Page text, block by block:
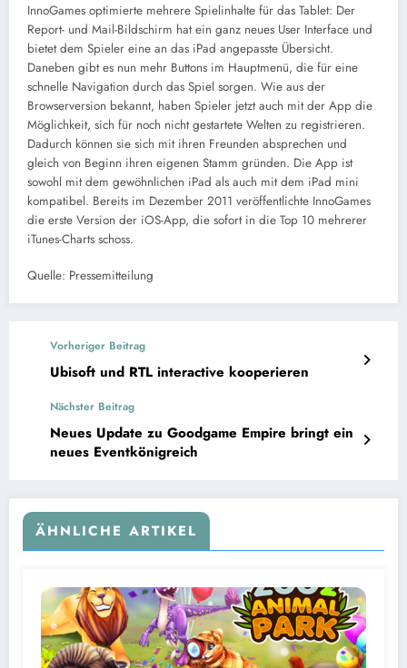
InnoGames optimierte mehrere Spielinhalte für das Tablet: Der
Report- und Mail-Bildschirm hat ein ganz neues User Interface und
bietet dem Spieler eine an das iPad angepasste Übersicht.
Daneben gibt es nun mehr Buttons im Hauptmenü, die für eine
schnelle Navigation durch das Spiel sorgen. Wie aus der
Browserversion bekannt, haben Spieler jetzt auch mit der App die
Möglichkeit, sich für noch nicht gestartete Welten zu registrieren.
Dadurch können sie sich mit ihren Freunden absprechen und
gleich von Beginn ihren eigenen Stamm gründen. Die App ist
sowohl mit dem gewöhnlichen iPad als auch mit dem iPad mini
kompatibel. Bereits im Dezember 2011 veröffentlichte InnoGames
die erste Version der iOS-App, die sofort in die Top 10 mehrerer
iTunes-Charts schoss.
Quelle: Pressemitteilung
Vorheriger Beitrag
Ubisoft und RTL interactive kooperieren
Nächster Beitrag
Neues Update zu Goodgame Empire bringt ein
neues Eventkönigreich
ÄHNLICHE ARTIKEL